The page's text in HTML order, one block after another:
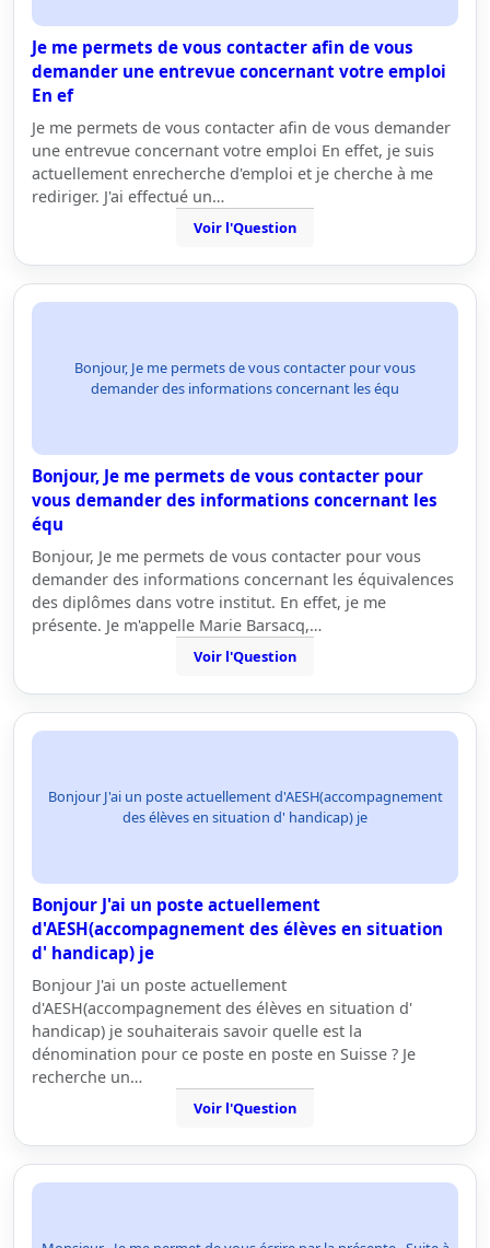
Je me permets de vous contacter afin de vous
demander une entrevue concernant votre emploi
En ef
Je me permets de vous contacter afin de vous demander
une entrevue concernant votre emploi En effet, je suis
actuellement enrecherche d'emploi et je cherche à me
rediriger. J'ai effectué un…
Voir l'Question
Bonjour, Je me permets de vous contacter pour vous
demander des informations concernant les équ
Bonjour, Je me permets de vous contacter pour
vous demander des informations concernant les
équ
Bonjour, Je me permets de vous contacter pour vous
demander des informations concernant les équivalences
des diplômes dans votre institut. En effet, je me
présente. Je m'appelle Marie Barsacq,…
Voir l'Question
Bonjour J'ai un poste actuellement d'AESH(accompagnement
des élèves en situation d' handicap) je
Bonjour J'ai un poste actuellement
d'AESH(accompagnement des élèves en situation
d' handicap) je
Bonjour J'ai un poste actuellement
d'AESH(accompagnement des élèves en situation d'
handicap) je souhaiterais savoir quelle est la
dénomination pour ce poste en poste en Suisse ? Je
recherche un…
Voir l'Question